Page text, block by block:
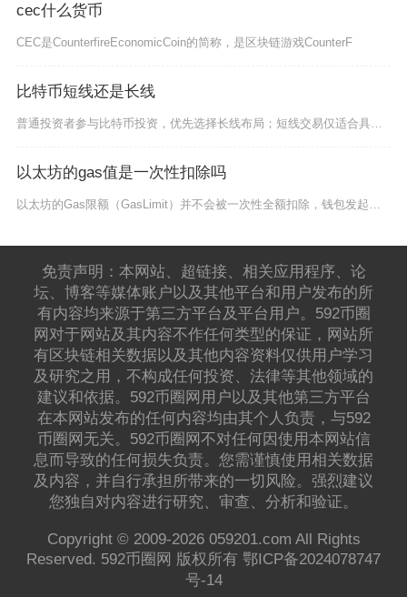
cec什么货币
CEC是CounterfireEconomicCoin的简称，是区块链游戏CounterF
比特币短线还是长线
普通投资者参与比特币投资，优先选择长线布局；短线交易仅适合具备成熟交易体系、充足时间精力与
以太坊的gas值是一次性扣除吗
免责声明：本网站、超链接、相关应用程序、论
坛、博客等媒体账户以及其他平台和用户发布的所
有内容均来源于第三方平台及平台用户。592币圈
网对于网站及其内容不作任何类型的保证，网站所
有区块链相关数据以及其他内容资料仅供用户学习
及研究之用，不构成任何投资、法律等其他领域的
建议和依据。592币圈网用户以及其他第三方平台
在本网站发布的任何内容均由其个人负责，与592
币圈网无关。592币圈网不对任何因使用本网站信
息而导致的任何损失负责。您需谨慎使用相关数据
及内容，并自行承担所带来的一切风险。强烈建议
您独自对内容进行研究、审查、分析和验证。
Copyright © 2009-2026 059201.com All Rights
Reserved. 592币圈网 版权所有 鄂ICP备2024078747
号-14